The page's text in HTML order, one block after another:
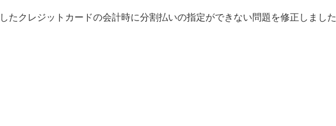
たクレジットカードの会計時に分割払いの指定ができない問題を修正しました